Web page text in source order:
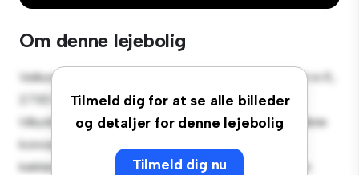
Om denne lejebolig
Tilmeld dig for at se alle billeder
og detaljer for denne lejebolig
Tilmeld dig nu
Velkommen til dit nye byferiested på Lyskær 13B-H m.fl.,
2730 Herlev! Denne moderne 4-værelses lejlighed
tilbyder et stilfuldt og hyggeligt opholdsrum. Det åbne
koncept er perfekt til at underholde, og det slanke
køkken er udstyret med de bedste hårde hvidevarer.